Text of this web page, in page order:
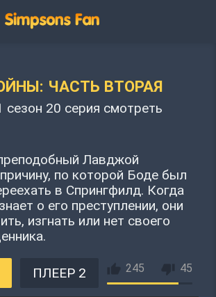
ЧАСТЬ ВТОРАЯ
20 серия смотреть
Лавджой
по которой Боде был
в Спрингфилд. Когда
о его преступлении, они
изгнать или нет своего
ПЛЕЕР 2 245 45